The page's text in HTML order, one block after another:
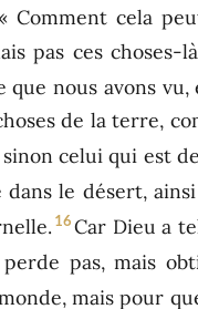
Comment cela
pas ces choses-
que nous avons
de la terre,
celui qui est
le désert,
16 Car Dieu a
pas, mais
mais pour